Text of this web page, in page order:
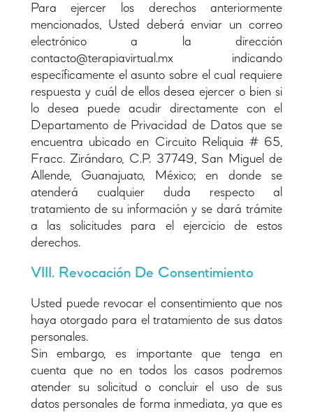
Para ejercer los derechos anteriormente
mencionados, Usted deberá enviar un correo
electrónico a la dirección
contacto@terapiavirtual.mx indicando
específicamente el asunto sobre el cual requiere
respuesta y cuál de ellos desea ejercer o bien si
lo desea puede acudir directamente con el
Departamento de Privacidad de Datos que se
encuentra ubicado en Circuito Reliquia # 65,
Fracc. Zirándaro, C.P. 37749, San Miguel de
Allende, Guanajuato, México; en donde se
atenderá cualquier duda respecto al
tratamiento de su información y se dará trámite
a las solicitudes para el ejercicio de estos
derechos.
VIII. Revocación De Consentimiento
Usted puede revocar el consentimiento que nos
haya otorgado para el tratamiento de sus datos
personales.
Sin embargo, es importante que tenga en
cuenta que no en todos los casos podremos
atender su solicitud o concluir el uso de sus
datos personales de forma inmediata, ya que es